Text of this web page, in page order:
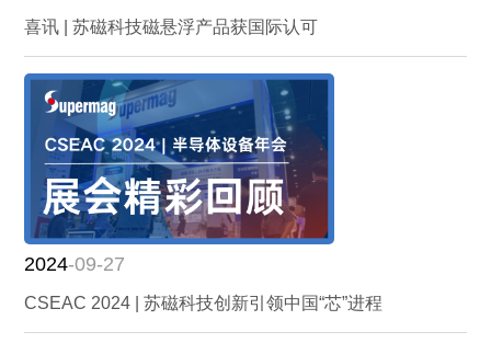
喜讯 | 苏磁科技磁悬浮产品获国际认可
2024-09-27
CSEAC 2024 | 苏磁科技创新引领中国“芯”进程